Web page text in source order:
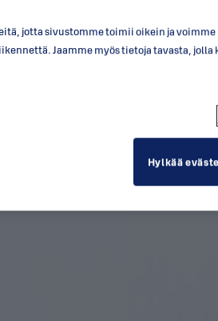
jotta sivustomme toimii oikein ja
Jaamme myös tietoja tavasta,
Hylkää